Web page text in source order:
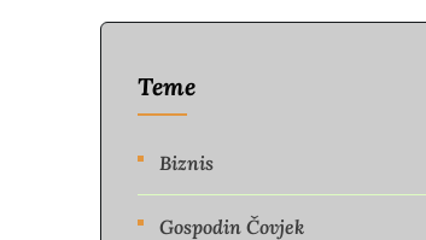
Teme
Biznis
Gospodin Čovjek